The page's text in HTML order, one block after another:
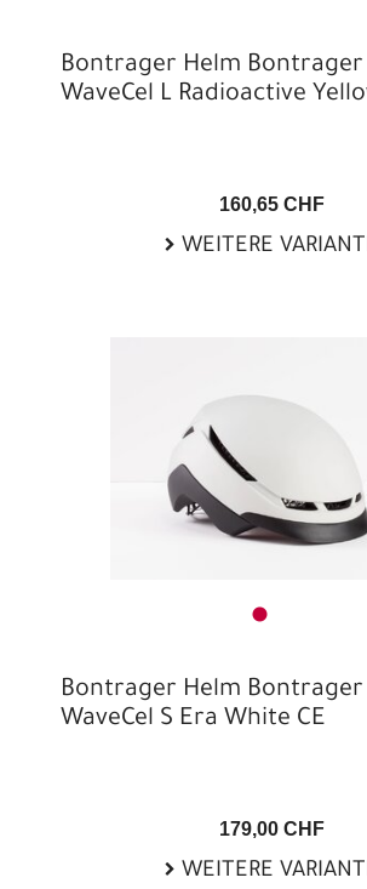
Bontrager Helm Bontrager
WaveCel L Radioactive
160,65 CHF
WEITERE
Bontrager Helm Bontrager
WaveCel S Era White CE
179,00 CHF
WEITERE